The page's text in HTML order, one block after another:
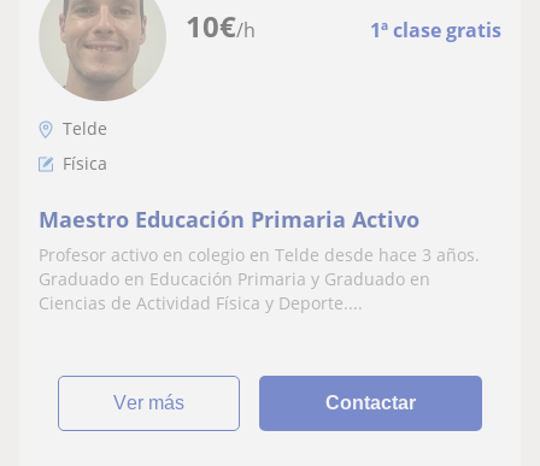
10€/h 1ª clase gratis
Telde
Física
Maestro Educación Primaria Activo
Profesor activo en colegio en Telde desde hace 3 años.
Graduado en Educación Primaria y Graduado en
Ciencias de Actividad Física y Deporte....
ver más Contactar